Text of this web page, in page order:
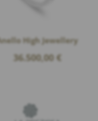
High Jewellery
36.500,00 €